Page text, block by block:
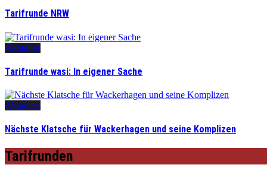
Tarifrunde NRW
Aktuelles
Tarifrunde wasi: In eigener Sache
Aktuelles
Nächste Klatsche für Wackerhagen und seine Komplizen
Tarifrunden